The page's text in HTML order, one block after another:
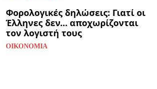
Φορολογικές δηλώσεις: Γιατί οι
Έλληνες δεν… αποχωρίζονται
τον λογιστή τους
ΟΙΚΟΝΟΜΊΑ